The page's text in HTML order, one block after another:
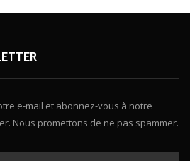
e-mail et abonnez-vous à notre
Nous promettons de ne pas spammer.